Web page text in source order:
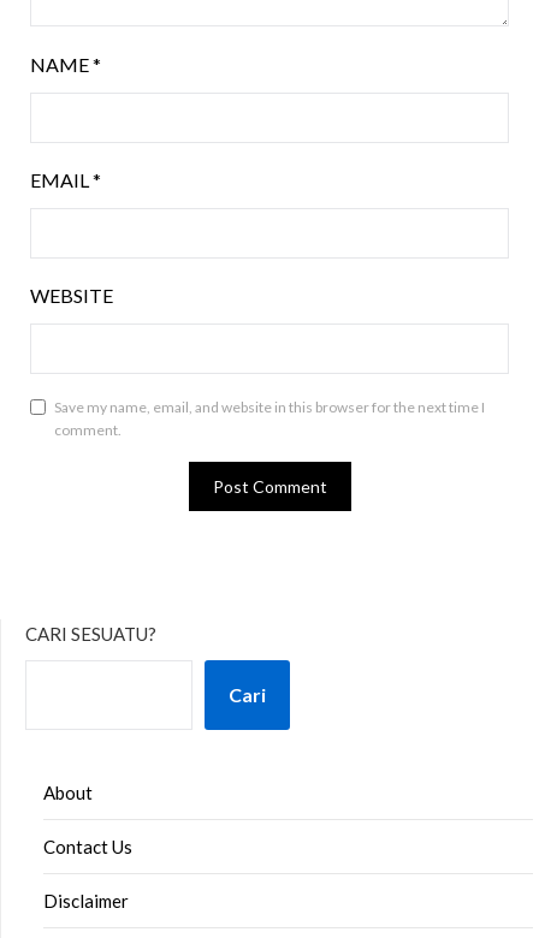
NAME*
EMAIL*
WEBSITE
Save my name, email, and website in this browser for the next time I
comment.
CARI SESUATU?
Cari
About
Contact Us
Disclaimer